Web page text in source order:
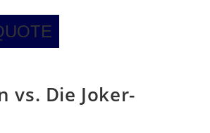
vs. Die Joker-